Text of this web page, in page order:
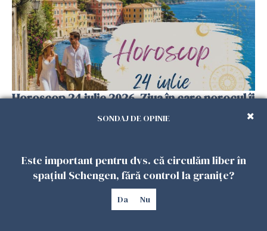
Horoscop 24 iulie 2026. Ziua în care norocul îi
găsește pe cei pregătiți, iar alegerile de astăzi
pot schimba restul verii
SONDAJ DE OPINIE
Este important pentru dvs. că circulăm liber în
spațiul Schengen, fără control la granițe?
Da Nu